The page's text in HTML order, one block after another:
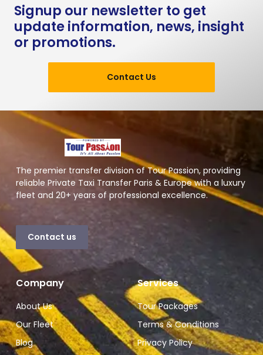
Signup our newsletter to get
update information, news, insight
or promotions.
Contact Us
The premier transfer division of Tour Passion, providing
reliable Private Taxi Transfer Paris & Europe with a luxury
fleet and 20+ years of professional excellence.
Contact us
Company
About Us
Our Fleet
Blog
Services
Tour Packages
Terms & Conditions
Privacy Policy